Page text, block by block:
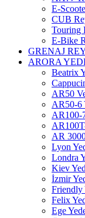
E-
CUB
Touring
E-Bike
GRENAJ
ARORA
Beatrix
AR50
AR50-6
AR100-
AR
Lyon
Londra
Kiev
İzmir
Friendly
Felix
Ege